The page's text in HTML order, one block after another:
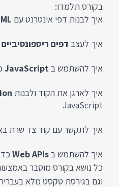
בקורס תלמדו:
איך לבנות דפי אינטרנט עם
איך לעצב דפים ריספונסיביים
איך להשתמש בJavaScript
איך לארגן את הקוד ולבנות
JavaScript
איך לתקשר עם קוד צד שרת
איך להשתמש בWeb APIs
כל נושא בקורס מוסבר
וגם בגירסת טקסט מלא